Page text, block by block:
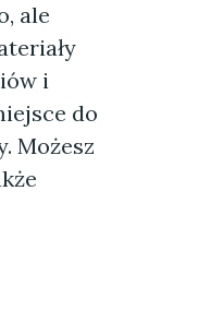
ale
i
do
Możesz